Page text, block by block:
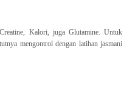
Kalori, juga Glutamine. Untuk
mengontrol dengan latihan jasmani